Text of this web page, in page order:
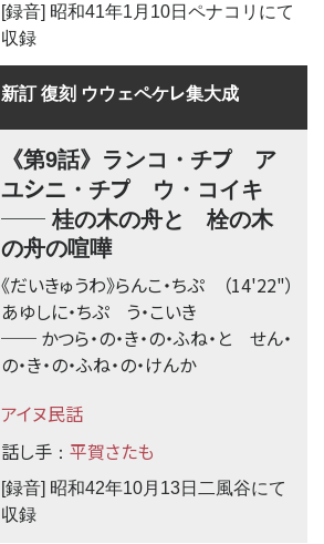
[録音] 昭和41年1月10日ペナコリにて
収録
新訂 復刻 ウウェペケレ集大成
《第9話》ランコ・チプア
ユシニ・チプウ・コイキ
── 桂の木の舟と 栓の木
の舟の喧嘩
（14'22"）
《だいきゅうわ》らんこ・ちぷ
あゆしに・ちぷう・こいき
── かつら・の・き・の・ふね・と せん・
の・き・の・ふね・の・けんか
アイヌ民話
話し手 ： 平賀さたも
[録音] 昭和42年10月13日二風谷にて
収録